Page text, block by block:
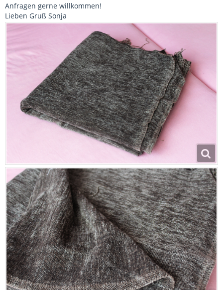
Anfragen gerne willkommen!
Lieben Gruß Sonja